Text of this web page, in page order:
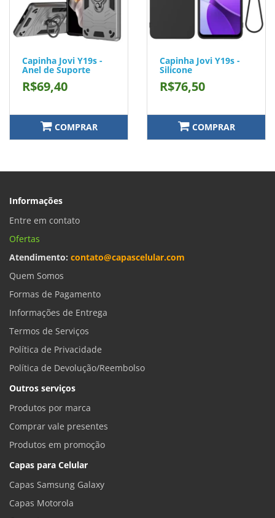
Capinha Jovi Y19s -
Anel de Suporte
R$69,40
COMPRAR
Capinha Jovi Y19s -
Silicone
R$76,50
COMPRAR
Informações
Entre em contato
Ofertas
Atendimento: contato@capascelular.com
Quem Somos
Formas de Pagamento
Informações de Entrega
Termos de Serviços
Política de Privacidade
Política de Devolução/Reembolso
Outros serviços
Produtos por marca
Comprar vale presentes
Produtos em promoção
Capas para Celular
Capas Samsung Galaxy
Capas Motorola